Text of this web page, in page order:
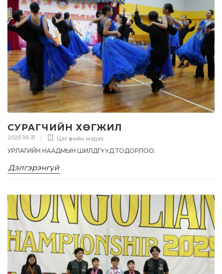
СУРАГЧИЙН ХӨГЖИЛ
2025-10-31 Цаг үеийн мэдээ,
УРЛАГИЙН НААДМЫН ШИЛДГҮҮД ТОДОРЛОО.
Дэлгэрэнгүй